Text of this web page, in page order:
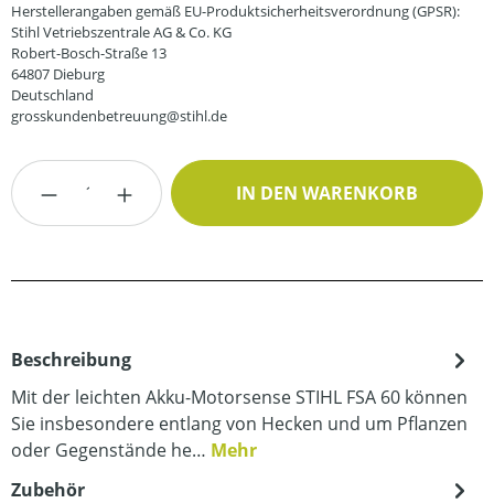
Herstellerangaben gemäß EU-Produktsicherheitsverordnung (GPSR):
Stihl Vetriebszentrale AG & Co. KG
Robert-Bosch-Straße 13
64807 Dieburg
Deutschland
grosskundenbetreuung@stihl.de
Produkt Anzahl: Gib den gewünschten
IN DEN WARENKORB
Beschreibung
Mit der leichten Akku-Motorsense STIHL FSA 60 können
Sie insbesondere entlang von Hecken und um Pflanzen
oder Gegenstände he… Mehr
Zubehör